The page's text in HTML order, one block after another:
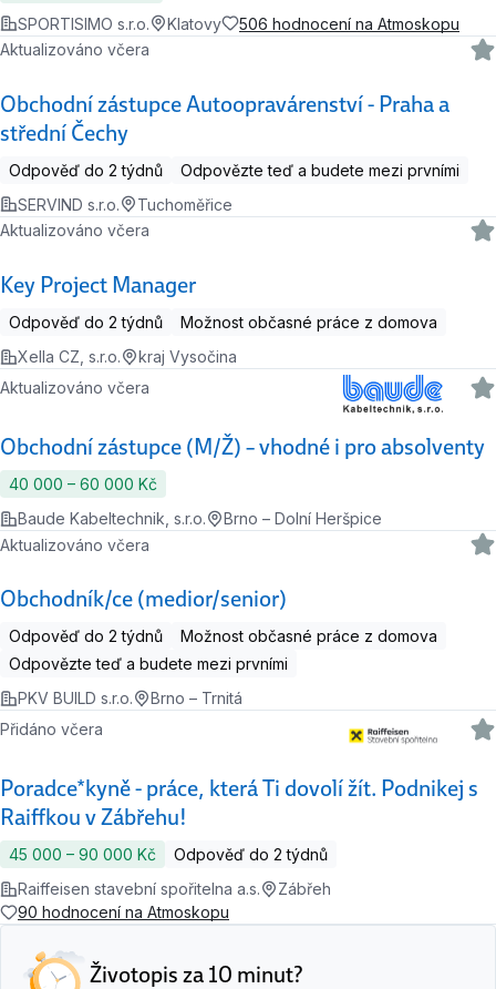
SPORTISIMO s.r.o.
Klatovy 506 hodnocení na Atmoskopu
Obchodní zástupce Autoopravárenství - Praha a
střední Čechy
Aktualizováno včera
Odpověď do 2 týdnů
Odpovězte teď a budete mezi prvními
SERVIND s.r.o.
Tuchoměřice
Key Project Manager
Aktualizováno včera
Odpověď do 2 týdnů
Možnost občasné práce z domova
Xella CZ, s.r.o.
kraj Vysočina
Obchodní zástupce (M/Ž) – vhodné i pro absolventy
Aktualizováno včera
40 000 ‍–‍ 60 000 Kč
Baude Kabeltechnik, s.r.o.
Brno – Dolní Heršpice
Obchodník/ce (medior/senior)
Aktualizováno včera
Odpověď do 2 týdnů
Možnost občasné práce z domova
Odpovězte teď a budete mezi prvními
PKV BUILD s.r.o.
Brno – Trnitá
Poradce*kyně - práce, která Ti dovolí žít. Podnikej s
Raiffkou v Zábřehu!
Přidáno včera
45 000 ‍–‍ 90 000 Kč
Odpověď do 2 týdnů
Raiffeisen stavební spořitelna a.s.
Zábřeh
90 hodnocení na Atmoskopu
Životopis za 10 minut?